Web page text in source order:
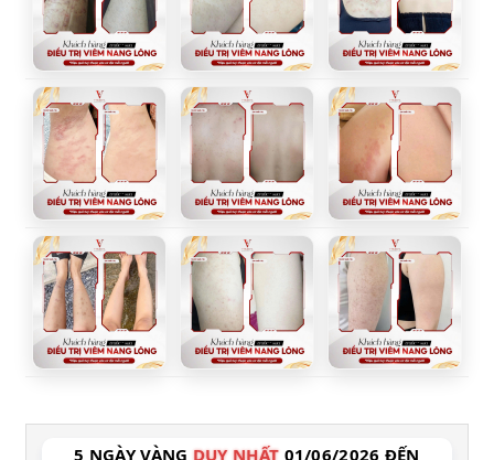
5 NGÀY VÀNG DUY NHẤT 01/06/2026 ĐẾN